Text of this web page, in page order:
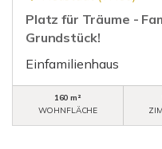
Platz für Träume -
Grundstück!
Einfamilienhaus
160 m²
WOHNFLÄCHE